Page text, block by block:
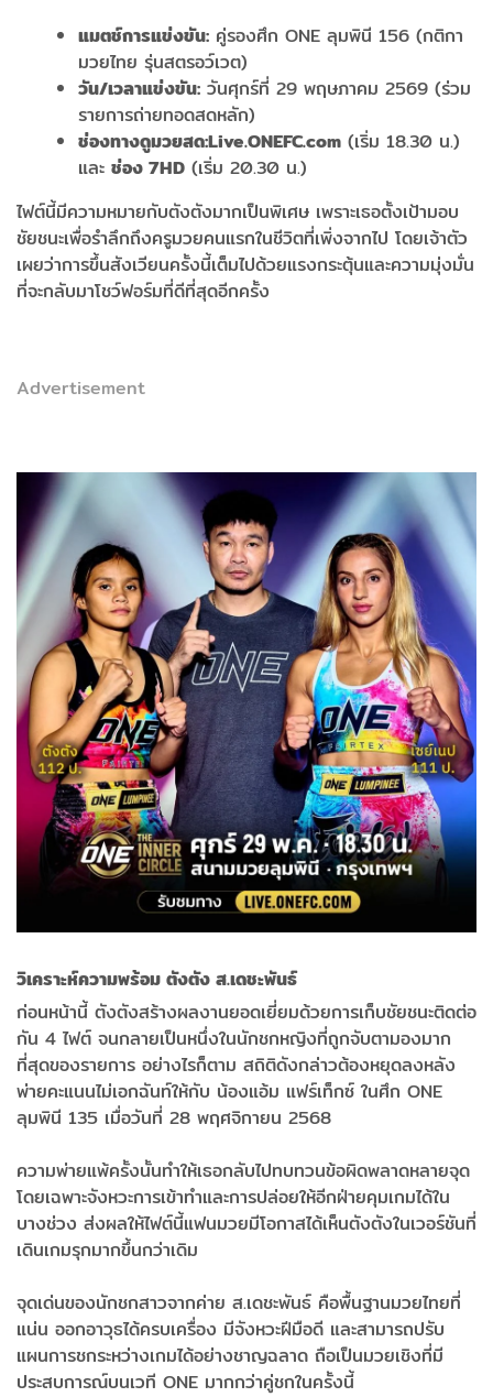
แมตช์การแข่งขัน: คู่รองศึก ONE ลุมพินี 156 (กติกา
มวยไทย รุ่นสตรอว์เวต)
วัน/เวลาแข่งขัน: วันศุกร์ที่ 29 พฤษภาคม 2569 (ร่วม
รายการถ่ายทอดสดหลัก)
ช่องทางดูมวยสด:Live.ONEFC.com (เริ่ม 18.30 น.)
และ ช่อง 7HD (เริ่ม 20.30 น.)
ไฟต์นี้มีความหมายกับตังตังมากเป็นพิเศษ เพราะเธอตั้งเป้ามอบ
ชัยชนะเพื่อรำลึกถึงครูมวยคนแรกในชีวิตที่เพิ่งจากไป โดยเจ้าตัว
เผยว่าการขึ้นสังเวียนครั้งนี้เต็มไปด้วยแรงกระตุ้นและความมุ่งมั่น
ที่จะกลับมาโชว์ฟอร์มที่ดีที่สุดอีกครั้ง
Advertisement
วิเคราะห์ความพร้อม ตังตัง ส.เดชะพันธ์
ก่อนหน้านี้ ตังตังสร้างผลงานยอดเยี่ยมด้วยการเก็บชัยชนะติดต่อ
กัน 4 ไฟต์ จนกลายเป็นหนึ่งในนักชกหญิงที่ถูกจับตามองมาก
ที่สุดของรายการ อย่างไรก็ตาม สถิติดังกล่าวต้องหยุดลงหลัง
พ่ายคะแนนไม่เอกฉันท์ให้กับ น้องแอ้ม แฟร์เท็กซ์ ในศึก ONE
ลุมพินี 135 เมื่อวันที่ 28 พฤศจิกายน 2568
ความพ่ายแพ้ครั้งนั้นทำให้เธอกลับไปทบทวนข้อผิดพลาดหลายจุด
โดยเฉพาะจังหวะการเข้าทำและการปล่อยให้อีกฝ่ายคุมเกมได้ใน
บางช่วง ส่งผลให้ไฟต์นี้แฟนมวยมีโอกาสได้เห็นตังตังในเวอร์ชันที่
เดินเกมรุกมากขึ้นกว่าเดิม
จุดเด่นของนักชกสาวจากค่าย ส.เดชะพันธ์ คือพื้นฐานมวยไทยที่
แน่น ออกอาวุธได้ครบเครื่อง มีจังหวะฝีมือดี และสามารถปรับ
แผนการชกระหว่างเกมได้อย่างชาญฉลาด ถือเป็นมวยเชิงที่มี
ประสบการณ์บนเวที ONE มากกว่าคู่ชกในครั้งนี้